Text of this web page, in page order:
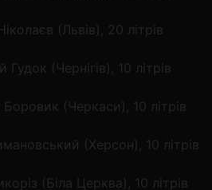
(Львів), 20 літрів
Гудок (Чернігів), 10 літрів
(Черкаси), 10 літрів
(Херсон), 10 літрів
(Біла Церква), 10 літрів